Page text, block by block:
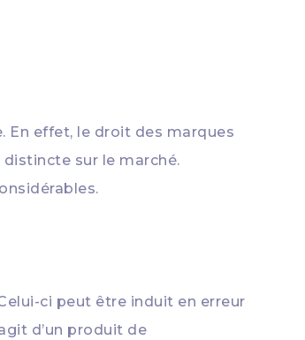
En effet, le droit des marques
sur le marché.
ci peut être induit en erreur
d’un produit de